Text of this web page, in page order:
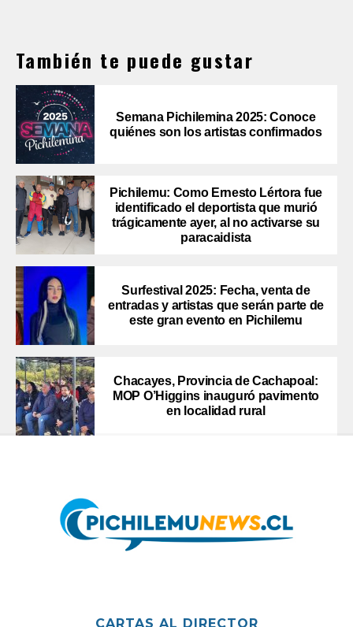
También te puede gustar
Semana Pichilemina 2025: Conoce
quiénes son los artistas confirmados
Pichilemu: Como Ernesto Lértora fue
identificado el deportista que murió
trágicamente ayer, al no activarse su
paracaidista
Surfestival 2025: Fecha, venta de
entradas y artistas que serán parte de
este gran evento en Pichilemu
Chacayes, Provincia de Cachapoal:
MOP O’Higgins inauguró pavimento
en localidad rural
CARTAS AL DIRECTOR